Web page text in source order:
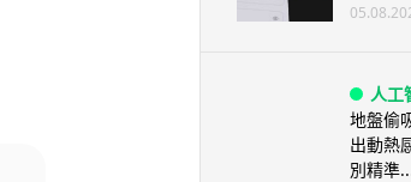
人工
地盤偷
出動熱
別精準